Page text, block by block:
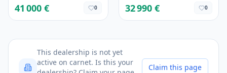
41 000 € 0 32 990 € 0
This dealership is not yet
active on carnet. Is this your
Claim this page